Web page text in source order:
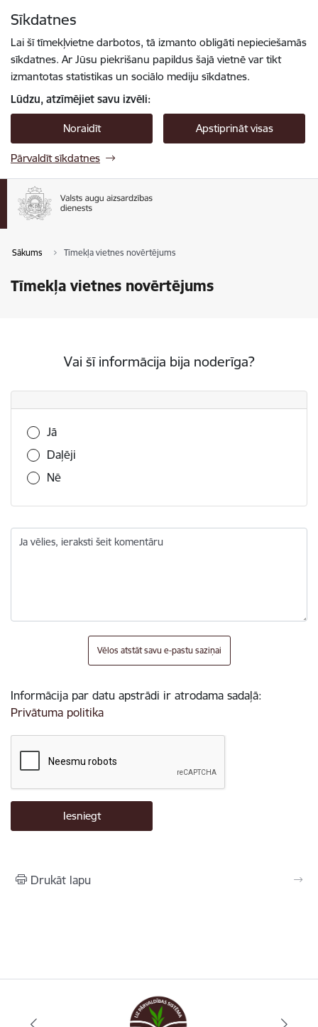
Sīkdatnes
Lai šī tīmekļvietne darbotos, tā izmanto obligāti nepieciešamās
sīkdatnes. Ar Jūsu piekrišanu papildus šajā vietnē var tikt
izmantotas statistikas un sociālo mediju sīkdatnes.
Lūdzu, atzīmējiet savu izvēli:
Noraidīt Apstiprināt visas
Pārvaldīt sīkdatnes
Sākums Tīmekļa vietnes novērtējums
Tīmekļa vietnes novērtējums
Vai šī informācija bija noderīga?
Vai šī informācija bija noderīga?
Jā
Daļēji
Nē
Ja vēlies, ieraksti šeit komentāru
Vēlos atstāt savu e-pastu saziņai
Informācija par datu apstrādi ir atrodama sadaļā:
Privātuma politika
Drukāt lapu